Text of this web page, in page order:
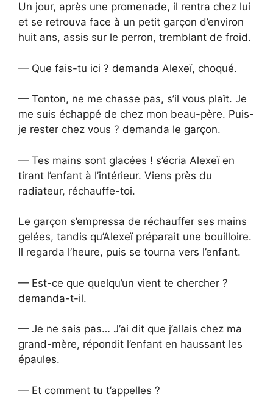
Un jour, après une promenade, il rentra chez lui
et se retrouva face à un petit garçon d’environ
huit ans, assis sur le perron, tremblant de froid.
— Que fais-tu ici ? demanda Alexeï, choqué.
— Tonton, ne me chasse pas, s’il vous plaît. Je
me suis échappé de chez mon beau-père. Puis-
je rester chez vous ? demanda le garçon.
— Tes mains sont glacées ! s’écria Alexeï en
tirant l’enfant à l’intérieur. Viens près du
radiateur, réchauffe-toi.
Le garçon s’empressa de réchauffer ses mains
gelées, tandis qu’Alexeï préparait une bouilloire.
Il regarda l’heure, puis se tourna vers l’enfant.
— Est-ce que quelqu’un vient te chercher ?
demanda-t-il.
— Je ne sais pas… J’ai dit que j’allais chez ma
grand-mère, répondit l’enfant en haussant les
épaules.
— Et comment tu t’appelles ?